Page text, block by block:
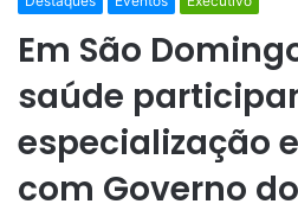
Em São
saúde
especialização
com Governo